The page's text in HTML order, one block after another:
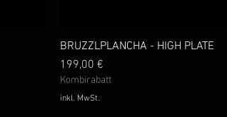
Schnellansicht
BRUZZLPLANCHA - HIGH PLATE
Preis
199,00 €
Kombirabatt
inkl. MwSt.